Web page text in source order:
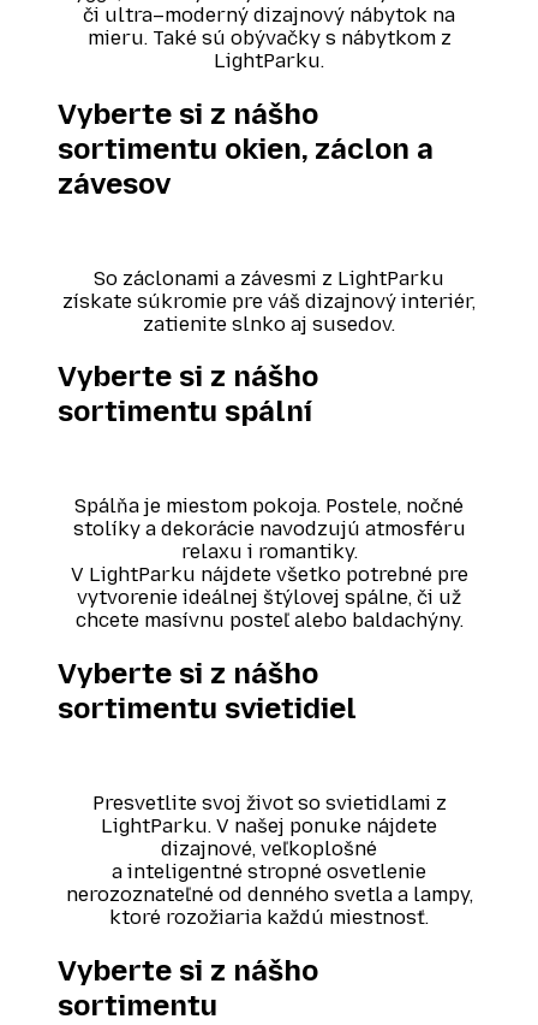
či ultra–moderný dizajnový nábytok na
mieru. Také sú obývačky s nábytkom z
LightParku.
Vyberte si z nášho
sortimentu okien, záclon a
závesov
So záclonami a závesmi z LightParku
získate súkromie pre váš dizajnový interiér,
zatienite slnko aj susedov.
Vyberte si z nášho
sortimentu spální
Spálňa je miestom pokoja. Postele, nočné
stolíky a dekorácie navodzujú atmosféru
relaxu i romantiky.
V LightParku nájdete všetko potrebné pre
vytvorenie ideálnej štýlovej spálne, či už
chcete masívnu posteľ alebo baldachýny.
Vyberte si z nášho
sortimentu svietidiel
Presvetlite svoj život so svietidlami z
LightParku. V našej ponuke nájdete
dizajnové, veľkoplošné
a inteligentné stropné osvetlenie
nerozoznateľné od denného svetla a lampy,
ktoré rozožiaria každú miestnosť.
Vyberte si z nášho
sortimentu